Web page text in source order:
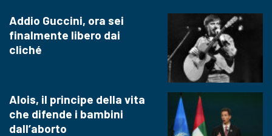
Addio Guccini, ora sei
finalmente libero dai
cliché
Alois, il principe della vita
che difende i bambini
dall’aborto